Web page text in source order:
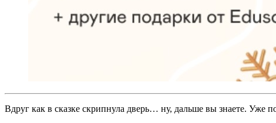
Вдруг как в сказке скрипнула дверь… ну, дальше вы знаете. Уже